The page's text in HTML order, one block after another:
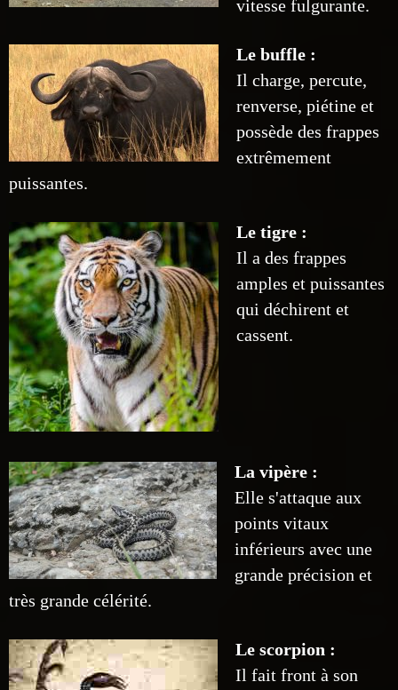
vitesse fulgurante.
Le buffle :
Il charge, percute,
renverse, piétine et
possède des frappes
extrêmement
puissantes.
Le tigre :
Il a des frappes
amples et puissantes
qui déchirent et
cassent.
La vipère :
Elle s'attaque aux
points vitaux
inférieurs avec une
grande précision et
très grande célérité.
Le scorpion :
Il fait front à son